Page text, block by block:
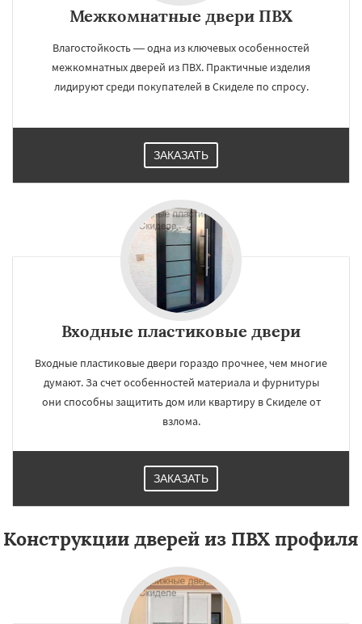
Межкомнатные двери ПВХ
Влагостойкость — одна из ключевых особенностей
межкомнатных дверей из ПВХ. Практичные изделия
лидируют среди покупателей в Скиделе по спросу.
ЗАКАЗАТЬ
Входные пластиковые двери
Входные пластиковые двери гораздо прочнее, чем многие
думают. За счет особенностей материала и фурнитуры
они способны защитить дом или квартиру в Скиделе от
взлома.
ЗАКАЗАТЬ
Конструкции дверей из ПВХ профиля